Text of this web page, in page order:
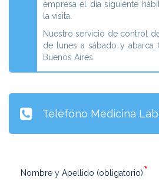
empresa el día siguiente
la visita.
Nuestro servicio de control
de lunes a sábado y abarca
Buenos Aires.
Telefono Medicina
Nombre y Apellido (obligatorio)*